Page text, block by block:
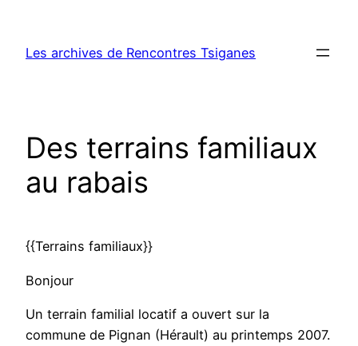
contenu
Les archives de Rencontres Tsiganes
Des terrains familiaux
au rabais
{{Terrains familiaux}}
Bonjour
Un terrain familial locatif a ouvert sur la
commune de Pignan (Hérault) au printemps 2007.